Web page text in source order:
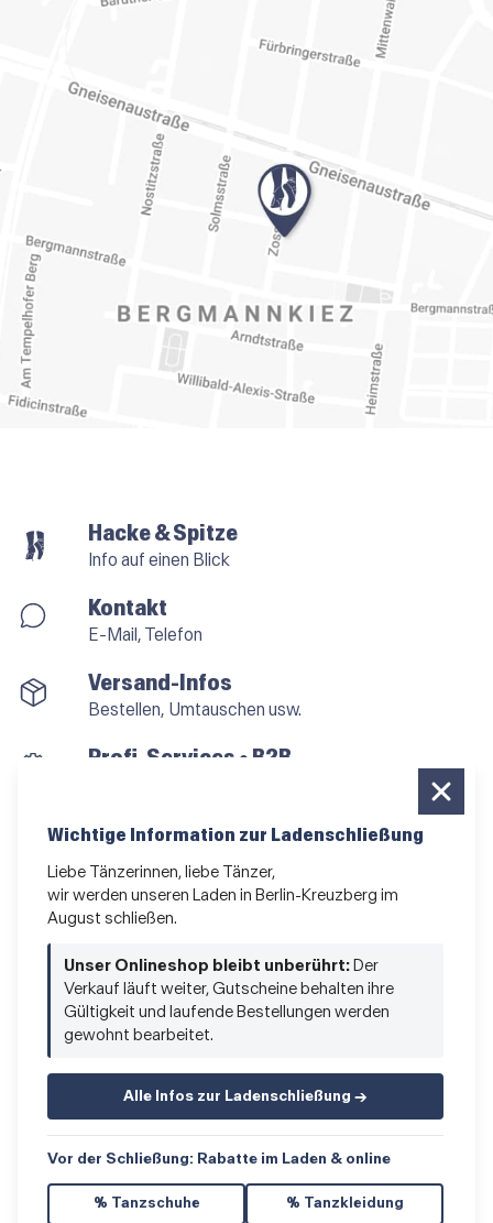
Hacke & Spitze
Info auf einen Blick
Kontakt
E-Mail, Telefon
Versand-Infos
Bestellen, Umtauschen usw.
Profi-Services • B2B
Newsletter bestellen
Das Kleingedruckte
Vertrag widerrufen
Wichtige Information zur Ladenschließung
Liebe Tänzerinnen, liebe Tänzer,
wir werden unseren Laden in Berlin-Kreuzberg im
August schließen.
Unser Onlineshop bleibt unberührt: Der
Verkauf läuft weiter, Gutscheine behalten ihre
Gültigkeit und laufende Bestellungen werden
gewohnt bearbeitet.
Alle Infos zur Ladenschließung →
Vor der Schließung: Rabatte im Laden & online
% Tanzschuhe % Tanzkleidung